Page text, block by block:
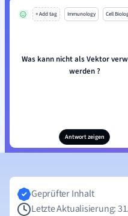
+ Add tag Immunology Cell
Was kann nicht als Vektor
werden ?
Antwort zeigen
Geprüfter Inhalt
Letzte